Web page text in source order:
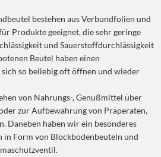
bestehen aus Verbundfolien und
Produkte geeignet, die sehr geringe
und Sauerstoffdurchlässigkeit
Beutel haben einen
so beliebig oft öffnen und wieder
von Nahrungs-, Genußmittel über
zur Aufbewahrung von Präperaten,
Daneben haben wir ein besonderes
in Form von Blockbodenbeuteln und